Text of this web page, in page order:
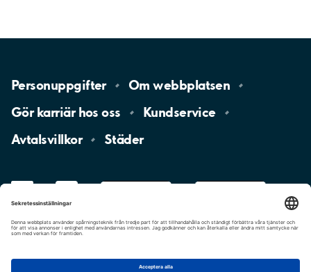
Personuppgifter Omwebbplatsen
Gör karriär hososs
Kundservice
Avtalsvillkor
Städer